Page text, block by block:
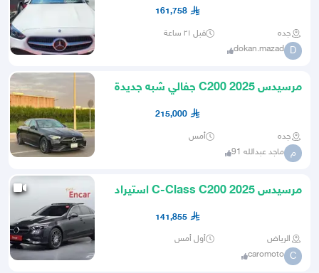
161,758
جده قبل ٢١ ساعة
D
dokan.mazad
مرسيدس C200 2025 جفالي شبه جديدة
215,000
جده أمس
م ماجد عبدالله 91
مرسيدس C-Class C200 2025 استيراد
141,855
الرياض أول أمس
C
caromoto